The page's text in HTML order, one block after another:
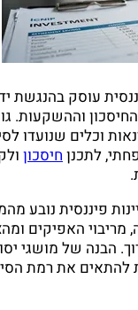
עוסק בהנגשת
וההשקעות.
וכלים שנועדו
לתכנןחיסכון
פיננסית נובע
מריבוי האפיקים
הבנה של מושגי
להתאים את רמת